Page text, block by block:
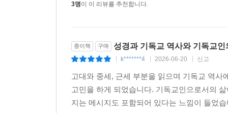
이신론은 미국 독립 혁명과 건국 이념에 영향을
---p.376
『자연신학』(Natural Theology)은 신정통주의(
하나의 책으로 엮어 출판된 책이다. 에밀 브루너
인정하는 자신의 주장과 함께 칼 바르트를 비판
3명이 이 리뷰를 추천합니다.
종이책 구매 성경과 기독교 역사와 기독교인
k*******4 2026-06-20 신고
고대와 중세, 근세 부분을 읽으며 기독교 역
고민을 하게 되었습니다. 기독교인으로서의
지는 메시지도 포함되어 있다는 느낌이 들었